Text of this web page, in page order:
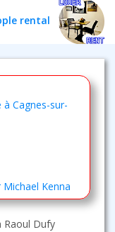
rental
Cagnes-sur-
Kenna
Raoul Dufy